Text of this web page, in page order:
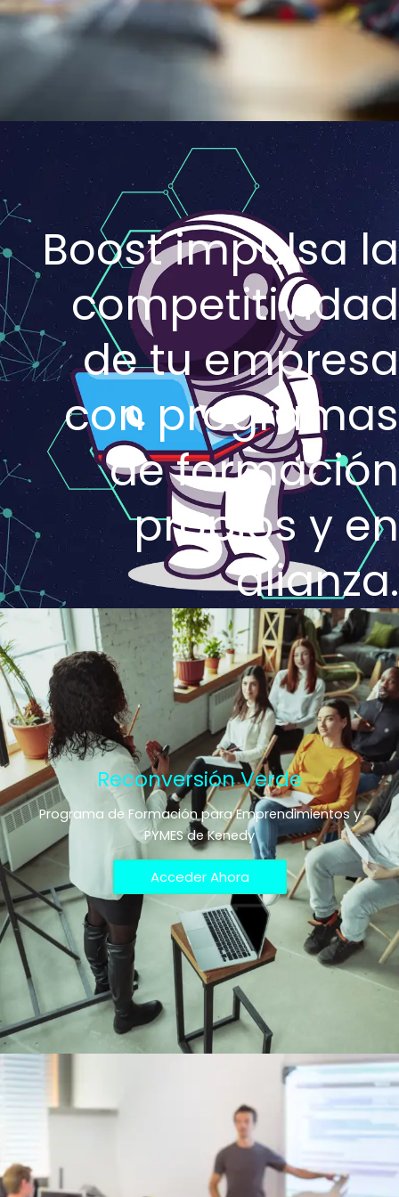
Boost impulsa la
competitividad
de tu empresa
con programas
de formación
propios y en
alianza.
Reconversión Verde
Programa de Formación para Emprendimientos y
PYMES de Kenedy
Acceder Ahora